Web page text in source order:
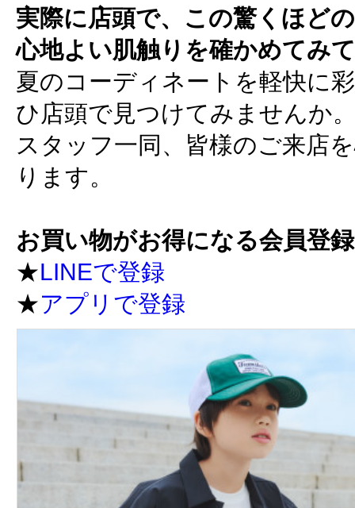
実際に店頭で、この驚くほど
心地よい肌触りを確かめてみ
夏のコーディネートを軽快に
ひ店頭で見つけてみませんか
スタッフ一同、皆様のご来店
ります。
お買い物がお得になる会員登
★LINEで登録
★アプリで登録